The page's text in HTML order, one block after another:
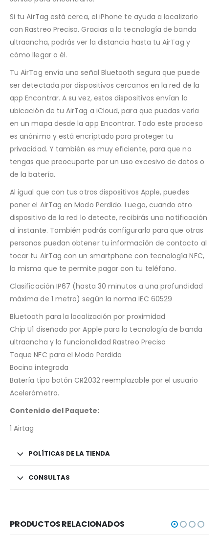
Si tu AirTag está cerca, el iPhone te ayuda a localizarlo
con Rastreo Preciso. Gracias a la tecnología de banda
ultraancha, podrás ver la distancia hasta tu AirTag y
cómo llegar a él.
Tu AirTag envía una señal Bluetooth segura que puede
ser detectada por dispositivos cercanos en la red de la
app Encontrar. A su vez, estos dispositivos envían la
ubicación de tu AirTag a iCloud, para que puedas verla
en un mapa desde la app Encontrar. Todo este proceso
es anónimo y está encriptado para proteger tu
privacidad. Y también es muy eficiente, para que no
tengas que preocuparte por un uso excesivo de datos o
de la batería.
Al igual que con tus otros dispositivos Apple, puedes
poner el AirTag en Modo Perdido. Luego, cuando otro
dispositivo de la red lo detecte, recibirás una notificación
al instante. También podrás configurarlo para que otras
personas puedan obtener tu información de contacto al
tocar tu AirTag con un smartphone con tecnología NFC,
la misma que te permite pagar con tu teléfono.
Clasificación IP67 (hasta 30 minutos a una profundidad
máxima de 1 metro) según la norma IEC 60529
Bluetooth para la localización por proximidad
Chip U1 diseñado por Apple para la tecnología de banda
ultraancha y la funcionalidad Rastreo Preciso
Toque NFC para el Modo Perdido
Bocina integrada
Batería tipo botón CR2032 reemplazable por el usuario
Acelerómetro.
Contenido del Paquete:
1 Airtag
POLÍTICAS DE LA TIENDA
CONSULTAS
PRODUCTOS RELACIONADOS